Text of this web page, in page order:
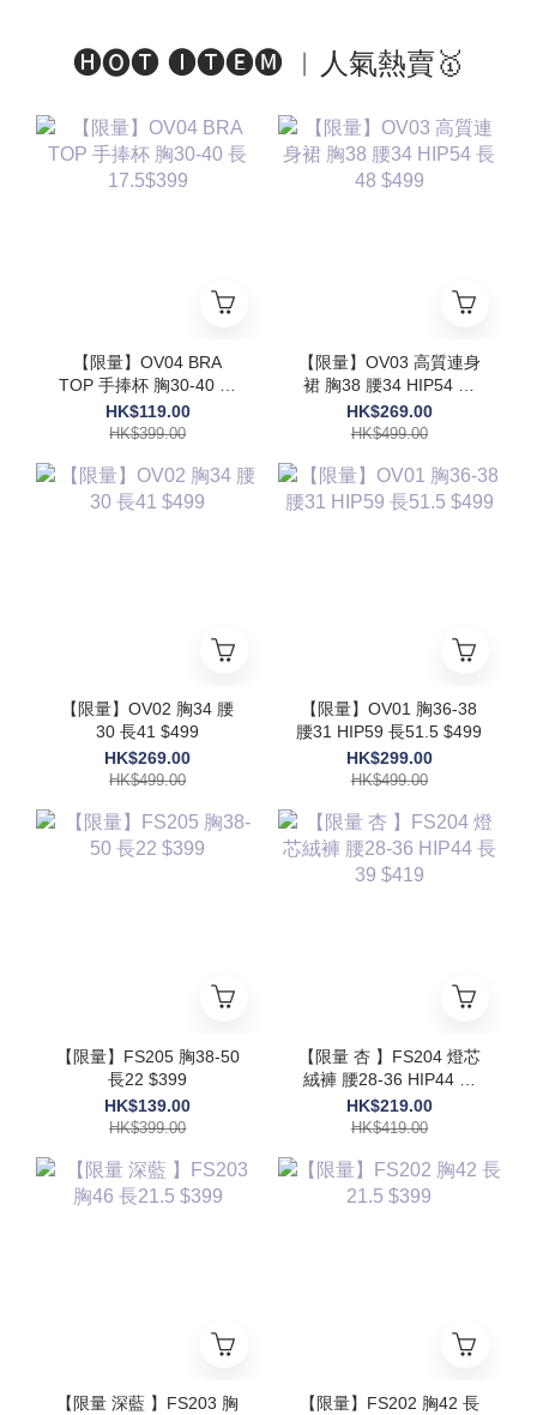
🅗🅞🅣 🅘🅣🅔🅜 ︱人氣熱賣🥇
【限量】OV04 BRA
TOP 手捧杯 胸30-40 長
17.5$399
HK$119.00
HK$399.00
【限量】OV03 高質連身
裙 胸38 腰34 HIP54 長
48 $499
HK$269.00
HK$499.00
【限量】OV02 胸34 腰
30 長41 $499
HK$269.00
HK$499.00
【限量】OV01 胸36-38
腰31 HIP59 長51.5 $499
HK$299.00
HK$499.00
【限量】FS205 胸38-50
長22 $399
HK$139.00
HK$399.00
【限量 杏 】FS204 燈芯
絨褲 腰28-36 HIP44 長
39 $419
HK$219.00
HK$419.00
【限量 深藍 】FS203 胸
【限量】FS202 胸42 長